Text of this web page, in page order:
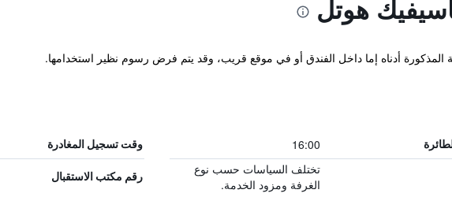
هوتل
المذكورة أدناه إما داخل الفندق أو في موقع قريب، وقد يتم فرض رسوم نظير استخدامها.
16:00 وقت تسجيل المغادرة
تختلف السياسات حسب نوع
الغرفة ومزود الخدمة.
رقم مكتب الاستقبال